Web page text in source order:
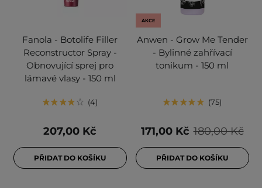
Fanola - Botolife Filler
Reconstructor Spray -
Obnovující sprej pro
lámavé vlasy - 150 ml
4
207,00 Kč
PŘIDAT DO KOŠÍKU
AKCE
Anwen - Grow Me Tender
- Bylinné zahřívací
tonikum - 150 ml
75
180,00 Kč
171,00 Kč
PŘIDAT DO KOŠÍKU